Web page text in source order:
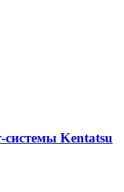
Kentatsu